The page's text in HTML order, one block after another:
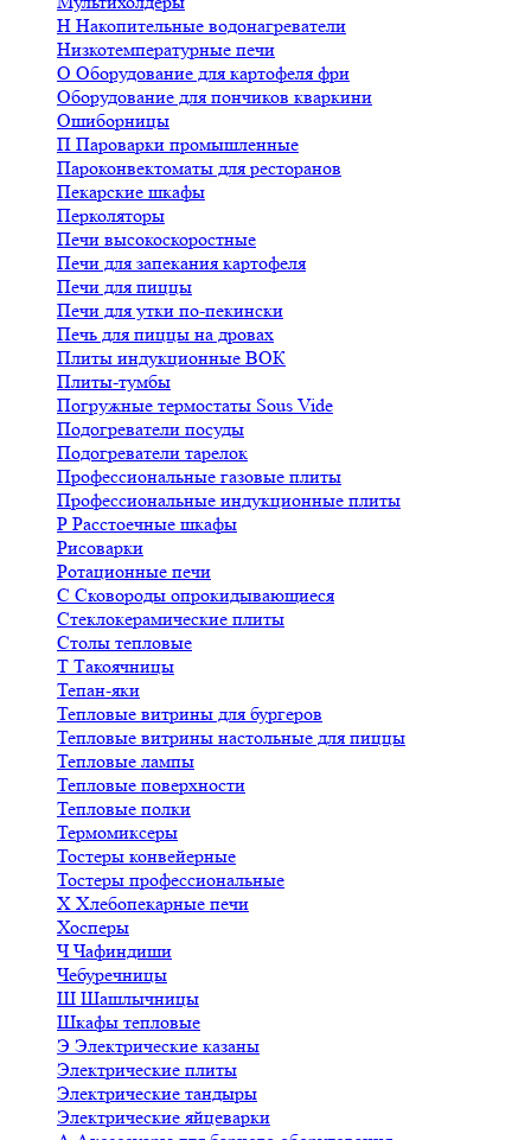
Н Накопительные водонагреватели
Низкотемпературные печи
О Оборудование для картофеля фри
Оборудование для пончиков кваркини
Ошиборницы
П Пароварки промышленные
Пароконвектоматы для ресторанов
Пекарские шкафы
Перколяторы
Печи высокоскоростные
Печи для запекания картофеля
Печи для пиццы
Печи для утки по-пекински
Печь для пиццы на дровах
Плиты индукционные ВОК
Плиты-тумбы
Погружные термостаты Sous Vide
Подогреватели посуды
Подогреватели тарелок
Профессиональные газовые плиты
Профессиональные индукционные плиты
Р Расстоечные шкафы
Рисоварки
Ротационные печи
С Сковороды опрокидывающиеся
Стеклокерамические плиты
Столы тепловые
Т Такоячницы
Тепан-яки
Тепловые витрины для бургеров
Тепловые витрины настольные для пиццы
Тепловые лампы
Тепловые поверхности
Тепловые полки
Термомиксеры
Тостеры конвейерные
Тостеры профессиональные
Х Хлебопекарные печи
Хосперы
ЧЧафиндиши
Чебуречницы
Ш Шашлычницы
Шкафы тепловые
Э Электрические казаны
Электрические плиты
Электрические тандыры
Электрические яйцеварки